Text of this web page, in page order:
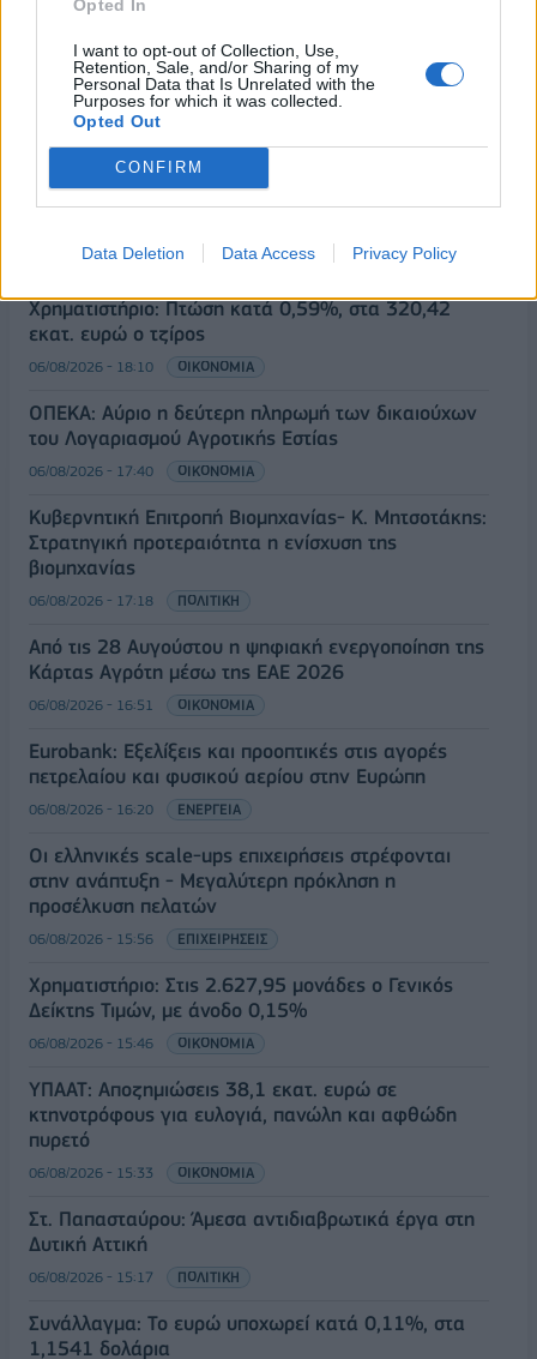
Opted In
I want to opt-out of Collection, Use,
Retention, Sale, and/or Sharing of my
Personal Data that Is Unrelated with the
Purposes for which it was collected.
Opted Out
CONFIRM
Data Deletion Data Access Privacy Policy
Χρηματιστήριο: Πτώση κατά 0,59%, στα 320,42
εκατ. ευρώ ο τζίρος
06/08/2026 - 18:10 ΟΙΚΟΝΟΜΙΑ
ΟΠΕΚΑ: Αύριο η δεύτερη πληρωμή των δικαιούχων
του Λογαριασμού Αγροτικής Εστίας
06/08/2026 - 17:40 ΟΙΚΟΝΟΜΙΑ
Κυβερνητική Επιτροπή Βιομηχανίας- Κ. Μητσοτάκης:
Στρατηγική προτεραιότητα η ενίσχυση της
βιομηχανίας
06/08/2026 - 17:18 ΠΟΛΙΤΙΚΗ
Από τις 28 Αυγούστου η ψηφιακή ενεργοποίηση της
Κάρτας Αγρότη μέσω της ΕΑΕ 2026
06/08/2026 - 16:51 ΟΙΚΟΝΟΜΙΑ
Eurobank: Εξελίξεις και προοπτικές στις αγορές
πετρελαίου και φυσικού αερίου στην Ευρώπη
06/08/2026 - 16:20 ΕΝΕΡΓΕΙΑ
Οι ελληνικές scale-ups επιχειρήσεις στρέφονται
στην ανάπτυξη - Μεγαλύτερη πρόκληση η
προσέλκυση πελατών
06/08/2026 - 15:56 ΕΠΙΧΕΙΡΗΣΕΙΣ
Χρηματιστήριο: Στις 2.627,95 μονάδες ο Γενικός
Δείκτης Τιμών, με άνοδο 0,15%
06/08/2026 - 15:46 ΟΙΚΟΝΟΜΙΑ
ΥΠΑΑΤ: Αποζημιώσεις 38,1 εκατ. ευρώ σε
κτηνοτρόφους για ευλογιά, πανώλη και αφθώδη
πυρετό
06/08/2026 - 15:33 ΟΙΚΟΝΟΜΙΑ
Στ. Παπασταύρου: Άμεσα αντιδιαβρωτικά έργα στη
Δυτική Αττική
06/08/2026 - 15:17 ΠΟΛΙΤΙΚΗ
Συνάλλαγμα: Το ευρώ υποχωρεί κατά 0,11%, στα
1,1541 δολάρια